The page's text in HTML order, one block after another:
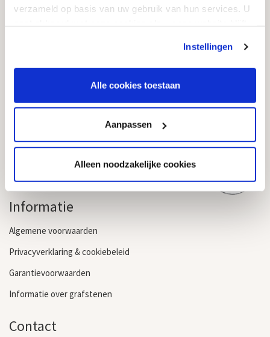
verzameld op basis van uw gebruik van hun services. U
Instellingen
Alle cookies toestaan
Aanpassen
Alleen noodzakelijke cookies
Veelgestelde vragen
Toonzalen
Kwaliteit
Grafsteen kopen
Informatie
Algemene voorwaarden
Privacyverklaring & cookiebeleid
Garantievoorwaarden
Informatie over grafstenen
Contact